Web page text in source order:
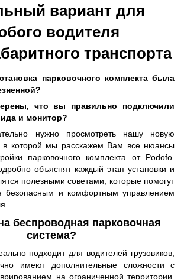
вариант для
водителя
транспорта
парковочного комплекта была
что вы правильно подключили
и монитор?
нужно просмотреть нашу новую
в которой мы расскажем Вам все нюансы
парковочного комплекта от Podofo.
объяснят каждый этап установки и
полезными советами, которые помогут
безопасным и комфортным управлением
беспроводная парковочная
система?
подходит для водителей грузовиков,
имеют дополнительные сложности с
на ограниченной территории.